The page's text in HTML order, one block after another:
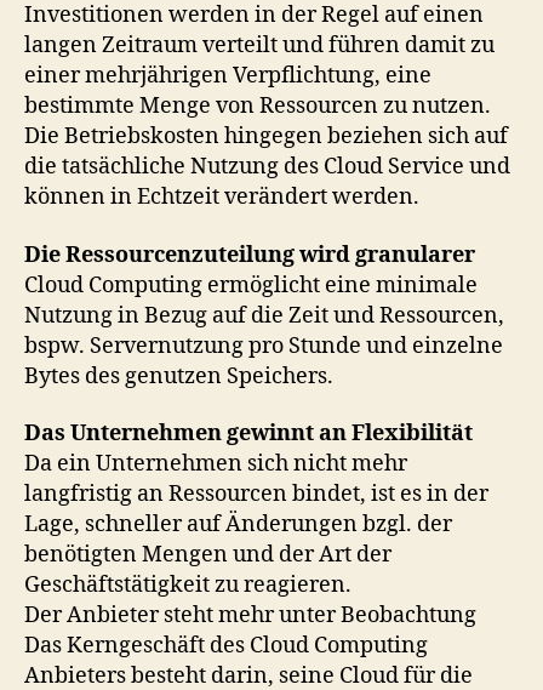
Investitionen werden in der Regel auf einen
langen Zeitraum verteilt und führen damit zu
einer mehrjährigen Verpflichtung, eine
bestimmte Menge von Ressourcen zu nutzen.
Die Betriebskosten hingegen beziehen sich auf
die tatsächliche Nutzung des Cloud Service und
können in Echtzeit verändert werden.
Die Ressourcenzuteilung wird granularer
Cloud Computing ermöglicht eine minimale
Nutzung in Bezug auf die Zeit und Ressourcen,
bspw. Servernutzung pro Stunde und einzelne
Bytes des genutzen Speichers.
Das Unternehmen gewinnt an Flexibilität
Da ein Unternehmen sich nicht mehr
langfristig an Ressourcen bindet, ist es in der
Lage, schneller auf Änderungen bzgl. der
benötigten Mengen und der Art der
Geschäftstätigkeit zu reagieren.
Der Anbieter steht mehr unter Beobachtung
Das Kerngeschäft des Cloud Computing
Anbieters besteht darin, seine Cloud für die